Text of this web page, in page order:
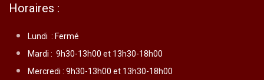
Horaires :
Lundi : Fermé
Mardi : 9h30-13h00 et 13h30-18h00
Mercredi : 9h30-13h00 et 13h30-18h00